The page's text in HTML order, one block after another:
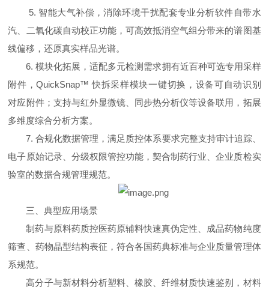
5. 智能大气补偿，消除环境干扰配套专业分析软件自带水
汽、二氧化碳自动校正功能，可高效抵消空气组分带来的谱图基
线偏移，还原真实样品光谱。
6. 模块化拓展，适配多元检测需求拥有近百种可选专用采样
附件，QuickSnap™ 快拆采样模块一键切换，设备可自动识别
对应附件；支持与红外显微镜、同步热分析仪等设备联用，拓展
多维度综合分析方案。
7. 合规化数据管理，满足质控体系要求完整支持审计追踪、
电子原始记录、分级权限管控功能，契合制药行业、企业质检实
验室的数据合规管理规范。
三、典型应用场景
制药与原料药质控医药原辅料快速真伪定性、成品药物纯度
筛查、药物晶型结构表征，符合各国药典标准与企业质量管理体
系规范。
高分子与新材料分析塑料、橡胶、纤维材质快速鉴别，材料